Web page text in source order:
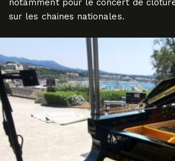
notamment pour le concert de
sur les chaines nationales.